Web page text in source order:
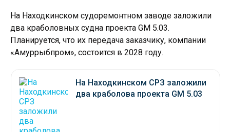
На Находкинском судоремонтном заводе заложили
два краболовных судна проекта GM 5.03.
Планируется, что их передача заказчику, компании
«Амуррыбпром», состоится в 2028 году.
На Находкинском СРЗ заложили
два краболова проекта GM 5.03